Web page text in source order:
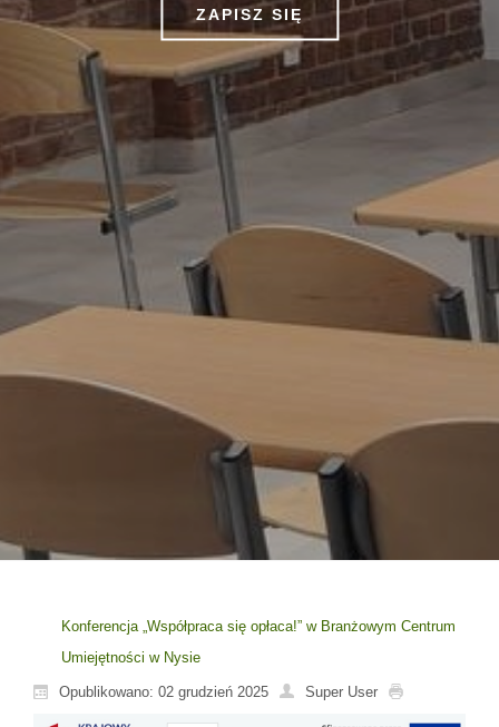
ZAPISZ SIĘ
Konferencja „Współpraca się opłaca!” w Branżowym Centrum
Umiejętności w Nysie
Opublikowano: 02 grudzień 2025 Super User